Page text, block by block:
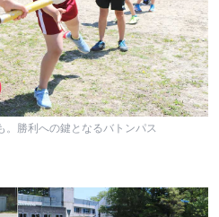
勝利への鍵となるバトンパス